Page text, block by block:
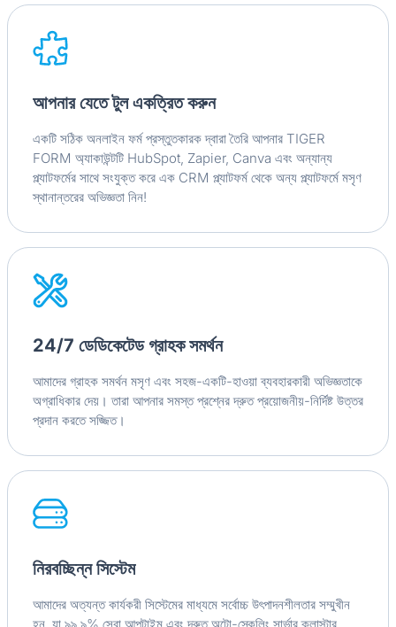
আপনার যেতে টুল একত্রিত করুন
একটি সঠিক অনলাইন ফর্ম প্রস্তুতকারক দ্বারা তৈরি আপনার TIGER
FORM অ্যাকাউন্টটি HubSpot, Zapier, Canva এবং অন্যান্য
প্ল্যাটফর্মের সাথে সংযুক্ত করে এক CRM প্ল্যাটফর্ম থেকে অন্য প্ল্যাটফর্মে মসৃণ
স্থানান্তরের অভিজ্ঞতা নিন!
24/7 ডেডিকেটেড গ্রাহক সমর্থন
আমাদের গ্রাহক সমর্থন মসৃণ এবং সহজ-একটি-হাওয়া ব্যবহারকারী অভিজ্ঞতাকে
অগ্রাধিকার দেয়। তারা আপনার সমস্ত প্রশ্নের দ্রুত প্রয়োজনীয়-নির্দিষ্ট উত্তর
প্রদান করতে সজ্জিত।
নিরবচ্ছিন্ন সিস্টেম
আমাদের অত্যন্ত কার্যকরী সিস্টেমের মাধ্যমে সর্বোচ্চ উৎপাদনশীলতার সম্মুখীন